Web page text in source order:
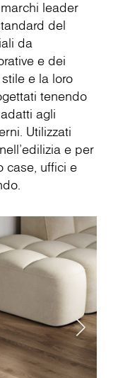
leader
del
da
e dei
e la loro
tenendo
agli
Utilizzati
e per
case, uffici e